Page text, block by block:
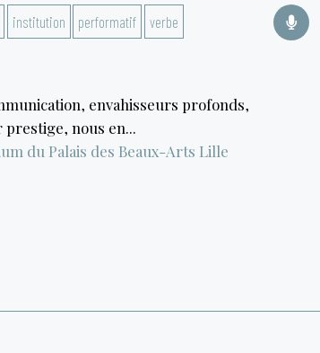
institution performatif verbe
envahisseurs profonds,
prestige, nous en...
du Palais des Beaux-Arts Lille